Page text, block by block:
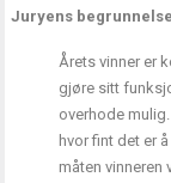
Juryens
Årets vinner er
gjøre sitt
overhode
hvor fint det er
måten vinneren